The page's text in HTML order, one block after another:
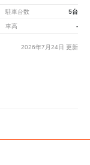
駐車台数 5台
車高 -
2026年7月24日 更新